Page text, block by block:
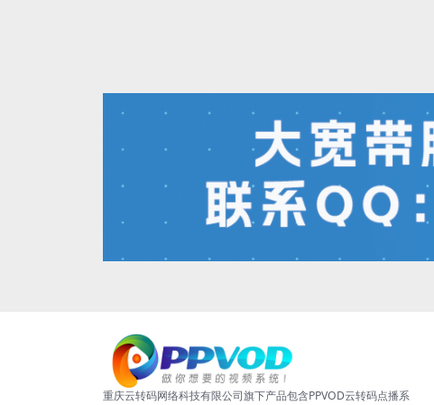
重庆云转码网络科技有限公司旗下产品包含PPVOD云转码点播系